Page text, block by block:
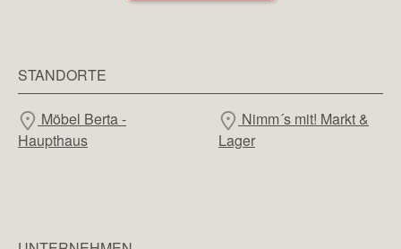
STANDORTE
Möbel Berta -
Haupthaus
Nimm´s mit! Markt &
Lager